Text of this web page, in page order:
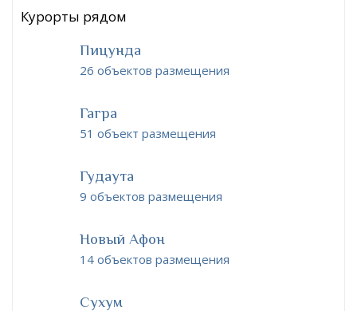
Курорты рядом
Пицунда
26 объектов размещения
Гагра
51 объект размещения
Гудаута
9 объектов размещения
Новый Афон
14 объектов размещения
Сухум